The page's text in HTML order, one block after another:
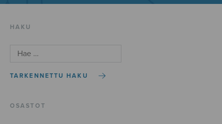
HAKU
TARKENNETTU HAKU
OSASTOT